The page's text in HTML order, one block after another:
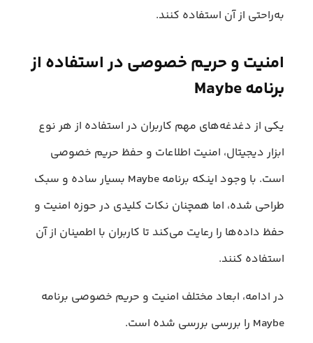
به‌راحتی از آن استفاده کنند.
امنیت و حریم خصوصی در استفاده از
برنامه Maybe
یکی از دغدغه‌های مهم کاربران در استفاده از هر نوع
ابزار دیجیتال، امنیت اطلاعات و حفظ حریم خصوصی
است. با وجود اینکه برنامه Maybe بسیار ساده و سبک
طراحی شده، اما همچنان نکات کلیدی در حوزه امنیت و
حفظ داده‌ها را رعایت می‌کند تا کاربران با اطمینان از آن
استفاده کنند.
در ادامه، ابعاد مختلف امنیت و حریم خصوصی برنامه
Maybe را بررسی بررسی شده است.